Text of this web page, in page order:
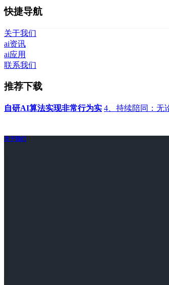
快捷导航
关于我们
ai资讯
ai应用
联系我们
推荐下载
自研AI算法实现非常行为实 4、持续陪同：无
关于我们